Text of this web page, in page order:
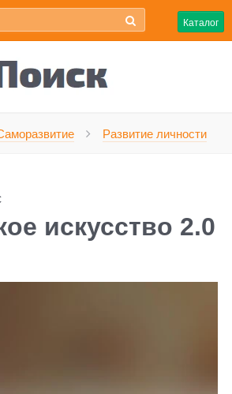
Каталог
Развитие личности
искусство 2.0